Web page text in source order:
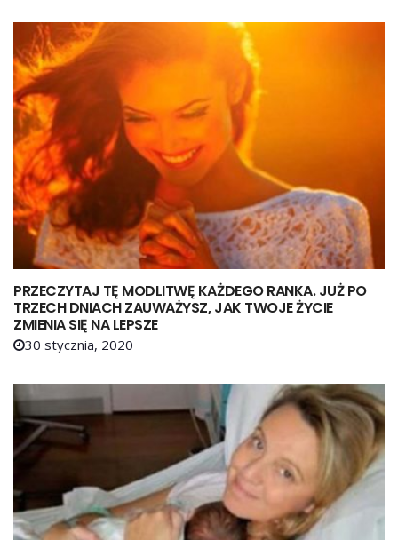
PRZECZYTAJ TĘ MODLITWĘ KAŻDEGO RANKA. JUŻ PO
TRZECH DNIACH ZAUWAŻYSZ, JAK TWOJE ŻYCIE
ZMIENIA SIĘ NA LEPSZE
30 stycznia, 2020